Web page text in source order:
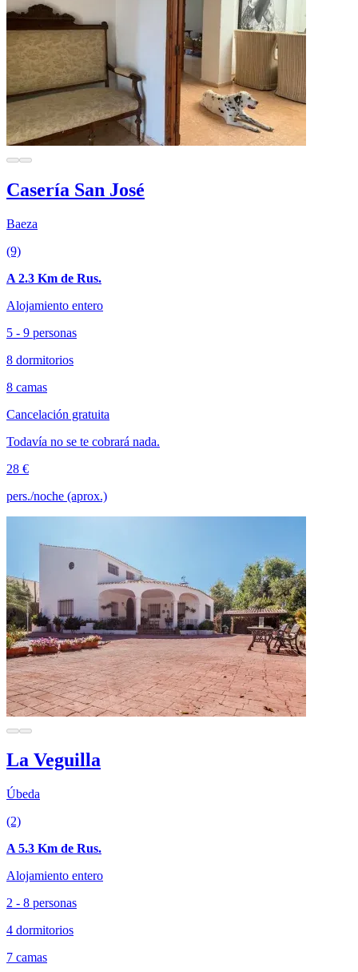
Casería San José
Baeza
(9)
A 2.3 Km de Rus.
Alojamiento entero
5 - 9 personas
8 dormitorios
8 camas
Cancelación gratuita
Todavía no se te cobrará nada.
28 €
pers./noche (aprox.)
La Veguilla
Úbeda
(2)
A 5.3 Km de Rus.
Alojamiento entero
2 - 8 personas
4 dormitorios
7 camas